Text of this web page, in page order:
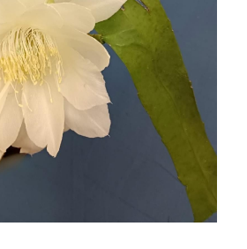
生（下）——談閱讀對自我生
的魅力
心
・轉載